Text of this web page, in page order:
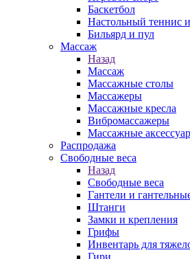
Баскетбол
Настольный теннис
Бильярд и пул
Массаж
Назад
Массаж
Массажные столы
Массажеры
Массажные кресла
Вибромассажеры
Массажные
Распродажа
Свободные веса
Назад
Свободные веса
Гантели и
Штанги
Замки и крепления
Грифы
Инвентарь для
Гири